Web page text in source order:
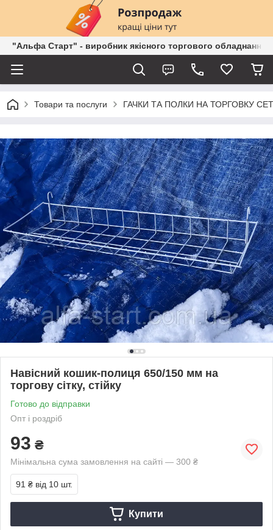
"Альфа Старт" - виробник якісного торгового обладнання
Товари та послуги ГАЧКИ ТА ПОЛКИ НА ТОРГОВКУ
Навісний кошик-полиця 650/150 мм на
торгову сітку, стійку
Готово до відправки
Опт і роздріб
93 ₴
Мінімальна сума замовлення на сайті — 300 ₴
91 ₴ від 10 шт.
Купити